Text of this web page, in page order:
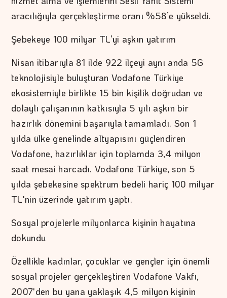
aracılığıyla gerçekleştirme oranı %58’e yükseldi.
Şebekeye 100 milyar TL’yi aşkın yatırım
Nisan itibarıyla 81 ilde 922 ilçeyi aynı anda 5G
teknolojisiyle buluşturan Vodafone Türkiye
ekosistemiyle birlikte 15 bin kişilik doğrudan ve
dolaylı çalışanının katkısıyla 5 yılı aşkın bir
hazırlık dönemini başarıyla tamamladı. Son 1
yılda ülke genelinde altyapısını güçlendiren
Vodafone, hazırlıklar için toplamda 3,4 milyon
saat mesai harcadı. Vodafone Türkiye, son 5
yılda şebekesine spektrum bedeli hariç 100 milyar
TL'nin üzerinde yatırım yaptı.
Sosyal projelerle milyonlarca kişinin hayatına
dokundu
Özellikle kadınlar, çocuklar ve gençler için önemli
sosyal projeler gerçekleştiren Vodafone Vakfı,
2007'den bu yana yaklaşık 4,5 milyon kişinin